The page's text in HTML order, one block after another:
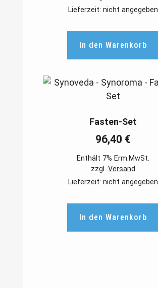
Lieferzeit: nicht angegeben
In den Warenkorb
Fasten-Set
96,40 €
Enthält 7% Erm.MwSt.
zzgl. Versand
Lieferzeit: nicht angegeben
In den Warenkorb